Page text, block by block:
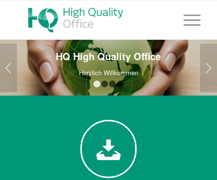
HQ High Quality Office
Herzlich Willkommen Weiter
1 2 3 4